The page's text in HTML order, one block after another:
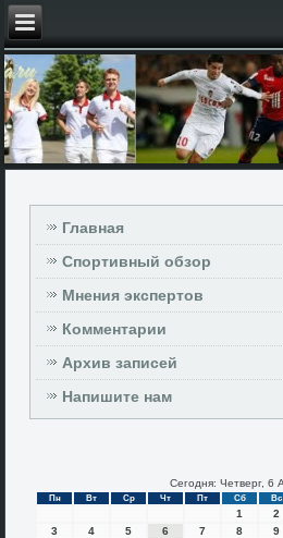
Главная
Спортивный обзор
Мнения экспертов
Комментарии
Архив записей
Напишите нам
Сегодня: Четверг, 6
Пн Вт Ср Чт Пт Сб Вс
1
2
3
4 5 6 7 8
9